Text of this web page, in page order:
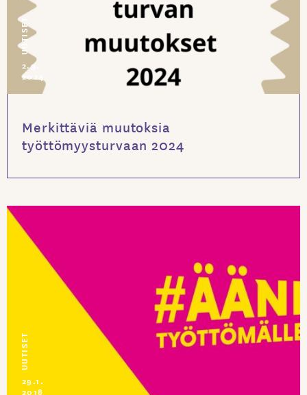
UUTISET
2.9.
2024
Merkittäviä muutoksia
työttömyysturvaan 2024
UUTISET
29.1.
2018